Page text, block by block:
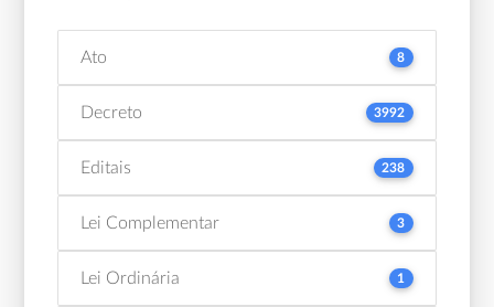
Ato 8
Decreto 3992
Editais 238
Lei Complementar 3
Lei Ordinária 1